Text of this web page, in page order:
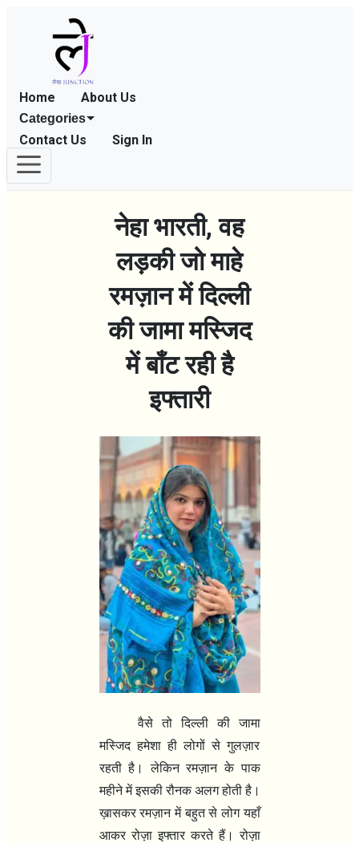
Home About Us
Categories
Contact Us Sign In
नेहा भारती, वह
लड़की जो माहे
रमज़ान में दिल्ली
की जामा मस्जिद
में बाँट रही है
इफ्तारी
वैसे तो दिल्ली की जामा
मस्जिद हमेशा ही लोगों से गुलज़ार
रहती है। लेकिन रमज़ान के पाक
महीने में इसकी रौनक अलग होती है।
ख़ासकर रमज़ान में बहुत से लोग यहाँ
आकर रोज़ा इफ्तार करते हैं। रोज़ा